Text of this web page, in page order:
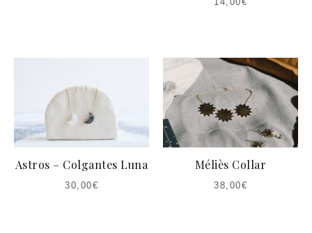
Astros – Colgantes Luna
30,00€
Méliès Collar
38,00€